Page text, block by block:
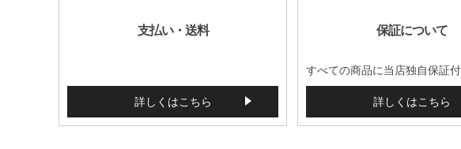
支払い・送料
詳しくはこちら
保証について
すべての商品に当店独自保証付
詳しくはこちら